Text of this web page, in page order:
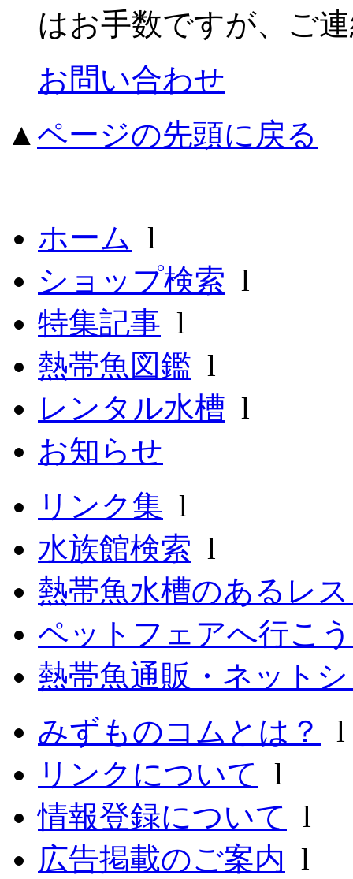
はお手数ですが、ご
お問い合わせ
▲ ページの先頭に戻る
ホーム l
ショップ検索 l
特集記事 l
熱帯魚図鑑 l
レンタル水槽 l
お知らせ
リンク集 l
水族館検索 l
熱帯魚水槽のあるレ
ペットフェアへ行こ
熱帯魚通販・ネット
みずものコムとは？
リンクについて l
情報登録について l
広告掲載のご案内 l